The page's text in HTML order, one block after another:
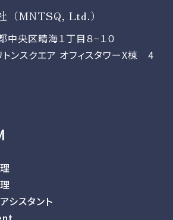
（MNTSQ, Ltd.）
央区晴海１丁目８−１０
トンスクエア オフィスタワーX棟 4
シスタント